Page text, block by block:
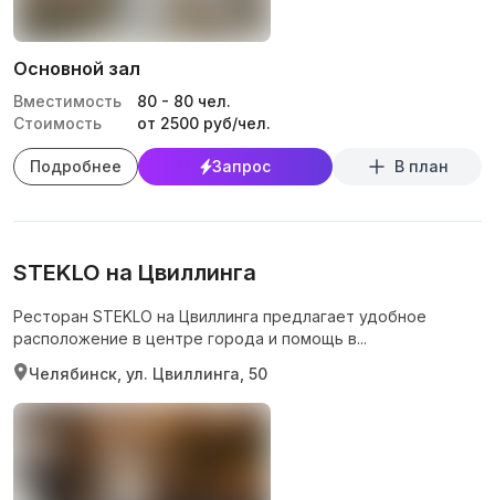
Основной зал
Вместимость 80 - 80 чел.
Стоимость
от 2500 руб/чел.
Подробнее Запрос В план
STEKLO на Цвиллинга
Ресторан STEKLO на Цвиллинга предлагает удобное
расположение в центре города и помощь в...
Челябинск, ул. Цвиллинга, 50